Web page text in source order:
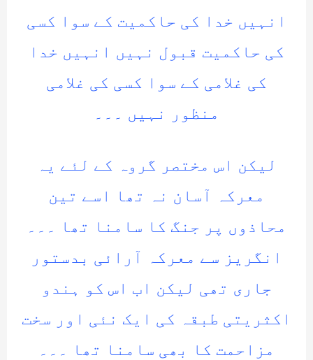
انہیں خدا کی حاکمیت کے سوا کسی
کی حاکمیت قبول نہیں انہیں خدا
کی غلامی کے سوا کسی کی غلامی
منظور نہیں ۔۔۔
لیکن اس مختصر گروہ کے لئے یہ
معرکہ آسان نہ تھا اسے تین
محاذوں پر جنگ کا سامنا تھا ۔۔۔
انگریز سے معرکہ آرائی بدستور
جاری تھی لیکن اب اس کو ہندو
اکثریتی طبقہ کی ایک نئی اور سخت
مزاحمت کا بھی سامنا تھا ۔۔۔